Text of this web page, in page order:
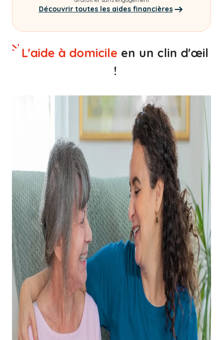
Découvrir toutes les aides financières
L'aide à domicile en un clin d'œil
!